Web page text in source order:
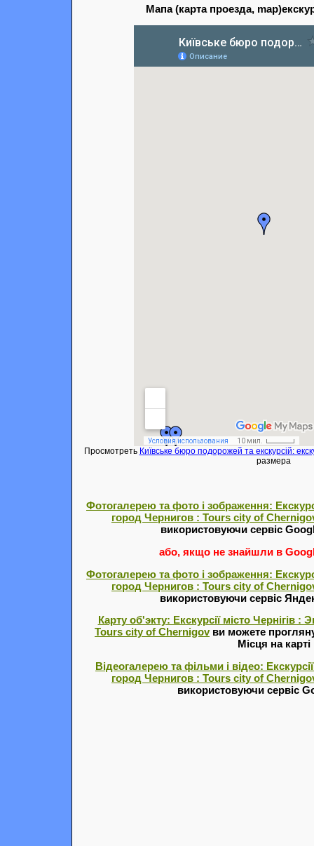
Мапа (карта проезда,
Просмотреть Київське бюро подорожей та екскурсій:
размера
Фотогалерею та фото і зображення:
город Чернигов : Tours city of
використовуючи сервіс
або, якщо не знайшли в
Фотогалерею та фото і зображення:
город Чернигов : Tours city of
використовуючи сервіс
Карту об'экту: Екскурсії місто Чернігів
Tours city of Chernigovви можете
Місця на карті
Відеогалерею та фільми і відео:
город Чернигов : Tours city of
використовуючи сервіс